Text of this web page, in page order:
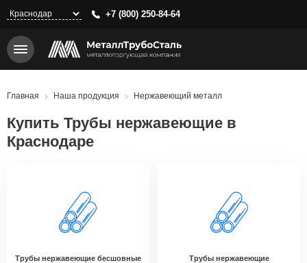
содержанию
+7 (800) 250-84-64
Строка
Главная Наша продукция Нержавеющий металл
Купить Трубы нержавеющие в
Краснодаре
Трубы нержавеющие бесшовные
Трубы нержавеющие